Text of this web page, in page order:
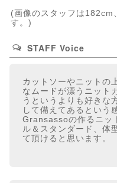
(画像のスタッフは182cm
す。)
STAFF Voice
カットソーやニットの
なムードが漂うニット
うというよりも好きな
して備えてあるという
Gransassoの作るニッ
ル＆スタンダード、体
て頂けると思います。